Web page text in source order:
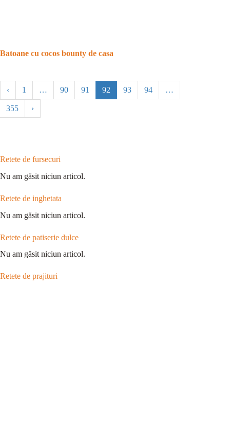
Batoane cu cocos bounty de casa
‹ 1 … 90 91 92 93 94 …
355 ›
Retete de fursecuri
Nu am găsit niciun articol.
Retete de inghetata
Nu am găsit niciun articol.
Retete de patiserie dulce
Nu am găsit niciun articol.
Retete de prajituri